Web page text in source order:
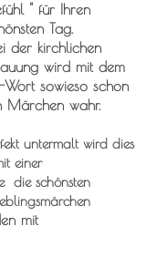
" für Ihren
Tag.
der kirchlichen
wird mit dem
Wort sowieso schon
Märchen wahr.
untermalt wird dies
einer
die schönsten
mit